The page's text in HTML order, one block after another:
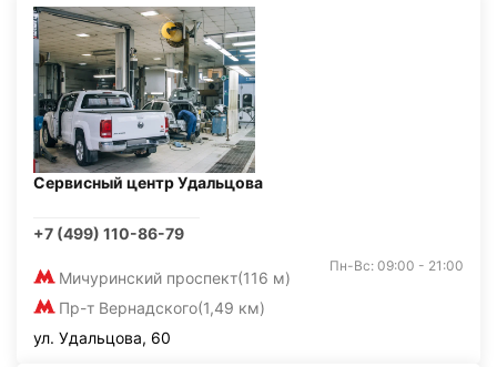
Сервисный центр Удальцова
+7 (499) 110-86-79
Мичуринский проспект(116 м)
Пр-т Вернадского(1,49 км)
Пн-Вс: 09:00 - 21:00
ул. Удальцова, 60